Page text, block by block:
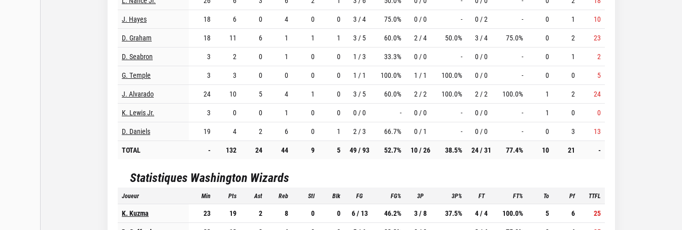
J. Hayes
18 6 0 4 0 0 3 / 4 75.0% 0 / 0 - 0 / 2 - 0 1
10
D. Graham
18 11 6 1 1 1 3 / 5 60.0% 2 / 4 50.0% 3 / 4 75.0% 0 2
23
D. Seabron
3 2 0 1 0 0 1 / 3 33.3% 0 / 0 - 0 / 0 - 0 1
2
G. Temple
3 3 0 0 0 0 1 / 1 100.0% 1 / 1 100.0% 0 / 0 - 0 0
5
J. Alvarado
24 10 5 4 1 0 3 / 5 60.0% 2 / 2 100.0% 2 / 2 100.0% 1 2
24
K. Lewis Jr.
3 0 0 1 0 0 0 / 0 - 0 / 0 - 0 / 0 - 1 0
0
D. Daniels
19 4 2 6 0 1 2 / 3 66.7% 0 / 1 - 0 / 0 - 0 3
13
TOTAL
- 132 24 44 9 5 49 / 93 52.7% 10 / 26 38.5% 24 / 31 77.4% 10 21 -
Statistiques Washington Wizards
Joueur Min Pts Ast Reb Stl Blk FG FG% 3P 3P% FT FT% To Pf TTFL
K. Kuzma 23 19 2 8 0 0 6 / 13 46.2% 3 / 8 37.5% 4 / 4 100.0% 5 6
25